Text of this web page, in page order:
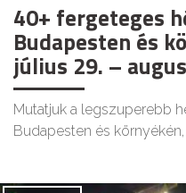
40+ fergeteges
Budapesten és
július 29. –
Mutatjuk a legszuperebb
Budapesten és